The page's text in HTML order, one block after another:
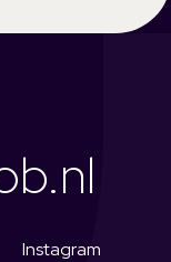
Instagram